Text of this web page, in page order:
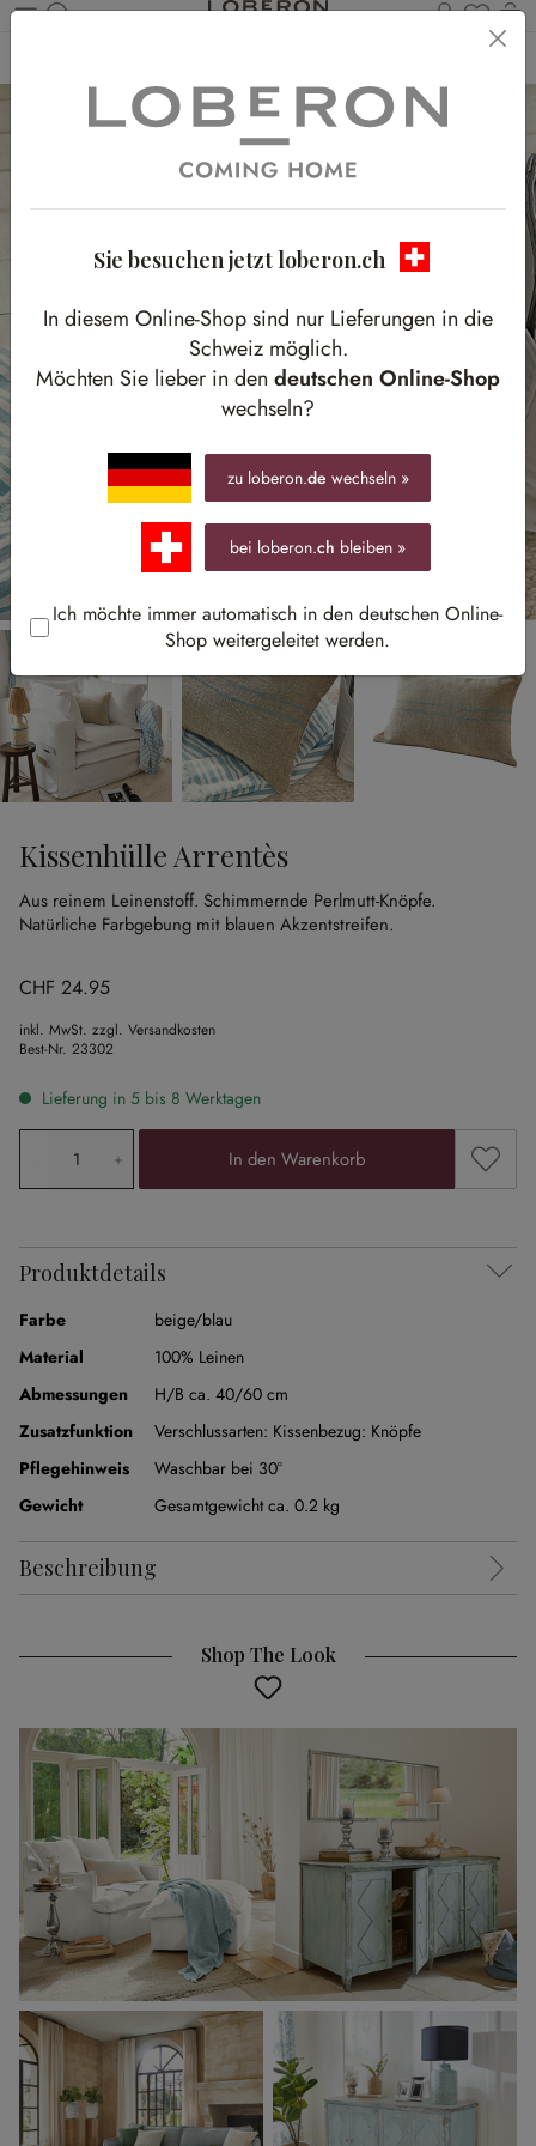
Du
Kissenhülle Arrentès
Aus reinem Leinenstoff. Schimmernde Perlmutt-Knöpfe.
Natürliche Farbgebung mit blauen Akzentstreifen.
CHF 24.95
inkl. MwSt. zzgl. Versandkosten
Best-Nr. 23302
Lieferung in 5 bis 8 Werktagen
Produkt Anzahl: Gib den gewünschten Wert ein oder
In den Warenkorb Zum
Produktdetails
Farbe
beige/blau
Material
100% Leinen
Abmessungen
H/B ca. 40/60 cm
Zusatzfunktion
Verschlussarten: Kissenbezug: Knöpfe
Pflegehinweis
Waschbar bei 30°
Gewicht
Gesamtgewicht ca. 0.2 kg
Beschreibung
Shop The Look
Sie besuchen jetzt loberon.ch
In diesem Online-Shop sind nur Lieferungen in die
Schweiz möglich.
Möchten Sie lieber in den deutschen Online-Shop
wechseln?
zu loberon.de wechseln »
bei loberon.ch bleiben »
Ich möchte immer automatisch in den deutschen Online-
Shop weitergeleitet werden.